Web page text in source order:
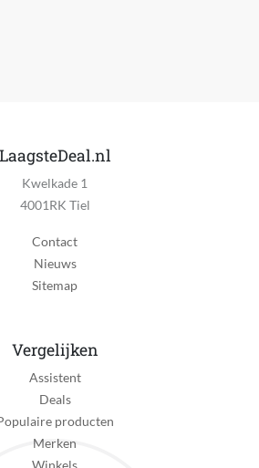
LaagsteDeal.nl
Kwelkade 1
4001RK Tiel
Contact
Nieuws
Sitemap
Vergelijken
Assistent
Deals
producten
Merken